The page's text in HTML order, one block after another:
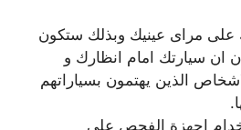
مراى عينيك وبذلك ستكون
ان سيارتك امام انظارك و
الذين يهتمون بسياراتهم
اجهزة الفحص على